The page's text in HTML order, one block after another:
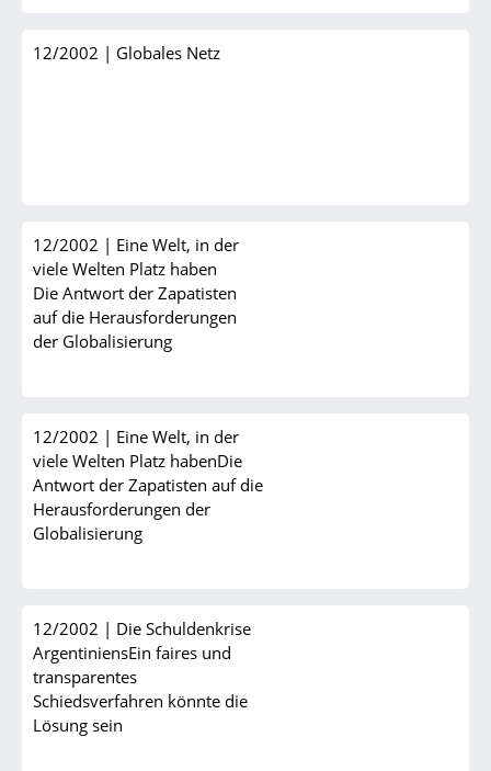
12/2002 | Globales Netz
12/2002 | Eine Welt, in der
viele Welten Platz haben
Die Antwort der Zapatisten
auf die Herausforderungen
der Globalisierung
12/2002 | Eine Welt, in der
viele Welten Platz habenDie
Antwort der Zapatisten auf die
Herausforderungen der
Globalisierung
12/2002 | Die Schuldenkrise
ArgentiniensEin faires und
transparentes
Schiedsverfahren könnte die
Lösung sein